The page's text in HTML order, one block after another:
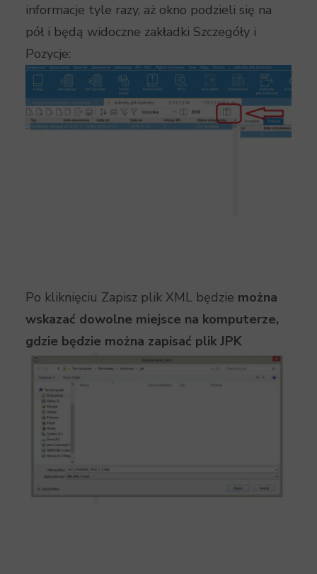
informacje tyle razy, aż okno podzieli się na
pół i będą widoczne zakładki Szczegóły i
Pozycje:
Po kliknięciu Zapisz plik XML będzie można
wskazać dowolne miejsce na komputerze,
gdzie będzie można zapisać plik JPK